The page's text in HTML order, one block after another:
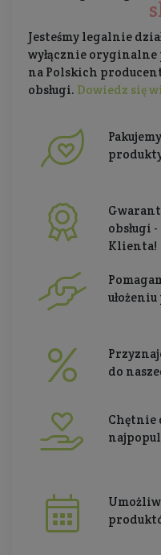
Jesteśmy legalnie
wyłącznie oryginalne
na Polskich
obsługi. Dowiedz się
obsługi
Klienta!
do
Chętnie